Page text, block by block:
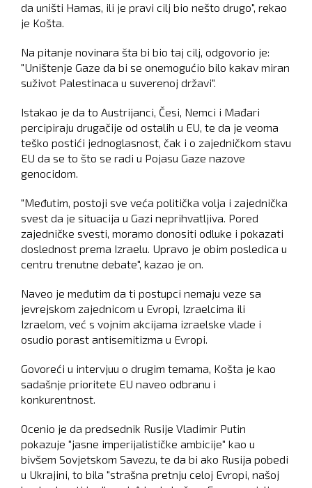
da uništi Hamas, ili je pravi cilj bio nešto drugo", rekao
je Košta.
Na pitanje novinara šta bi bio taj cilj, odgovorio je:
"Uništenje Gaze da bi se onemogućio bilo kakav miran
suživot Palestinaca u suverenoj državi".
Istakao je da to Austrijanci, Česi, Nemci i Mađari
percipiraju drugačije od ostalih u EU, te da je veoma
teško postići jednoglasnost, čak i o zajedničkom stavu
EU da se to što se radi u Pojasu Gaze nazove
genocidom.
"Međutim, postoji sve veća politička volja i zajednička
svest da je situacija u Gazi neprihvatljiva. Pored
zajedničke svesti, moramo donositi odluke i pokazati
doslednost prema Izraelu. Upravo je obim posledica u
centru trenutne debate", kazao je on.
Naveo je međutim da ti postupci nemaju veze sa
jevrejskom zajednicom u Evropi, Izraelcima ili
Izraelom, već s vojnim akcijama izraelske vlade i
osudio porast antisemitizma u Evropi.
Govoreći u intervjuu o drugim temama, Košta je kao
sadašnje prioritete EU naveo odbranu i
konkurentnost.
Ocenio je da predsednik Rusije Vladimir Putin
pokazuje "jasne imperijalističke ambicije" kao u
bivšem Sovjetskom Savezu, te da bi ako Rusija pobedi
u Ukrajini, to bila "strašna pretnju celoj Evropi, našoj